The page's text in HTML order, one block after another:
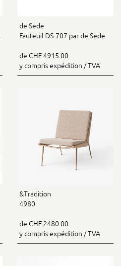
de Sede
Fauteuil DS-707 par de Sede
de CHF 4915.00
y compris expédition / TVA
&Tradition
4980
de CHF 2480.00
y compris expédition / TVA